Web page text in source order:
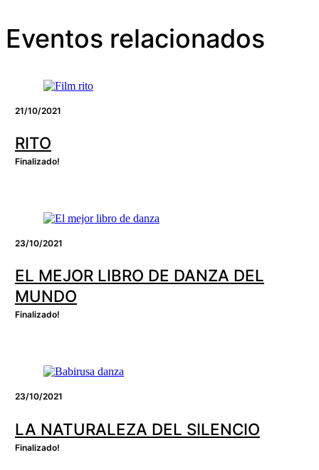
Eventos relacionados
21/10/2021
RITO
Finalizado!
23/10/2021
EL MEJOR LIBRO DE DANZA DEL
MUNDO
Finalizado!
23/10/2021
LA NATURALEZA DEL SILENCIO
Finalizado!